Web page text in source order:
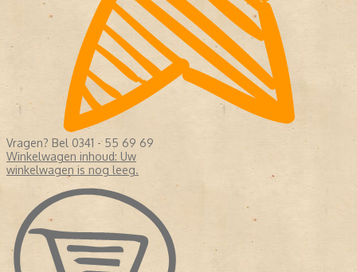
Vragen? Bel 0341 - 55 69 69
Winkelwagen inhoud: Uw
winkelwagen is nog leeg.